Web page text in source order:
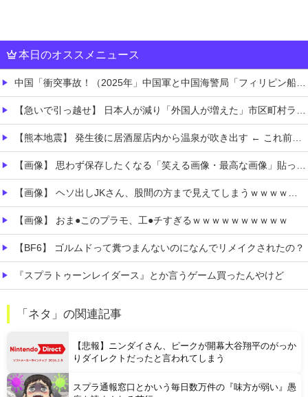
本日のオススメニュース
中国「衝突事故！（2025年」中国軍と中国海警局「フィリピン船の追跡中に衝突！（8/11」中国「2人死亡」中国政府「1年間隠蔽」日本「隠蔽された事実報道！（2026年」→
【急いで引っ越せ】 日本人が減り「外国人が増えた」市区町村ランキングキタ━━!
【熊本地震】 発生後に居酒屋店内から温泉が吹き出す ← これ前触れじゃね？
【画像】 思わず保存したくなる「笑える画像・最高な画像」貼っていけｗｗｗｗｗ
【画像】 ヘソ出しJKさん、股間の方まで見えてしまうｗｗｗｗｗｗｗｗｗ
【画像】 おま●このプラモ、工●チすぎるｗｗｗｗｗｗｗｗｗｗ
【BF6】 ゴルムドって糞つまんないのになんでリメイクされたの？
『スプラトゥーンレイダース』とか言うゲーム買ったんやけど
「ネタ」の関連記事
【悲報】ニンダイさん、ピークが開幕大谷翔平のがっか
りダイレクトだったと言われてしまう
スプラ通報窓口とかいう毎日数万件の『味方が弱い』愚